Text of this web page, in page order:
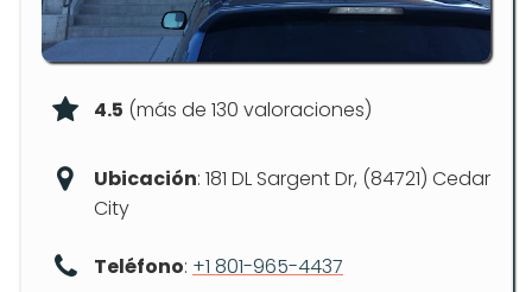
4.5 (más de 130 valoraciones)
Ubicación: 181 DL Sargent Dr, (84721) Cedar
City
Teléfono: +1 801-965-4437